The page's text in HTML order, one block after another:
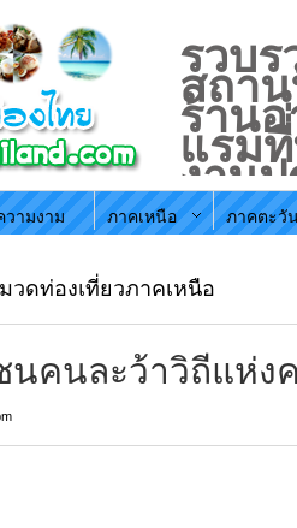
รวบ
สถา
ร้านอ
แรม
งาน
ประ
ตาม
ประ
ามงาม ภาคเหนือ
ภาคตะวั
วดท่องเที่ยวภาคเหนือ
คนละว้าวิถีแห่ง